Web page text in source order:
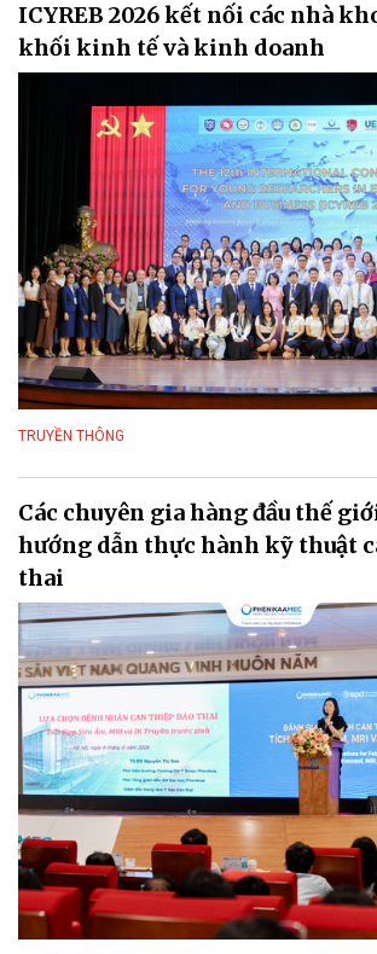
ICYREB 2026 kết nối các nhà
khối kinh tế và kinh doanh
TRUYỀN THÔNG
Các chuyên gia hàng đầu thế
hướng dẫn thực hành kỹ thuật
thai